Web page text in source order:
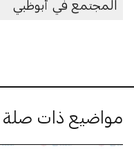
المجتمع في أبوظبي
مواضيع ذات صلة